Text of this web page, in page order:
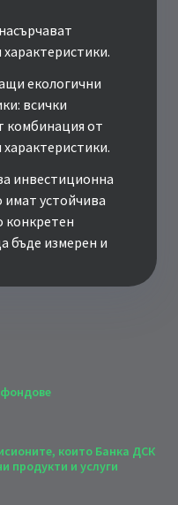
екологични
всички
комбинация от
инвестиционна
устойчива
конкретен
бъде измерен и
които Банка ДСК
продукти и услуги